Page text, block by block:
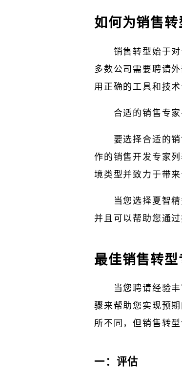
如何为销售
销售转型始于
多数公司需要聘请
用正确的工具和技术
合适的销售专
要选择合适的
作的销售开发专家
境类型并致力于带
当您选择夏智
并且可以帮助您通
最佳销售转
当您聘请经验
骤来帮助您实现预
所不同，但销售转
一：评估